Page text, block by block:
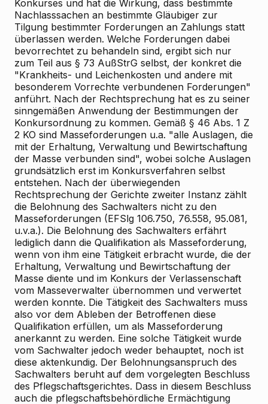
Konkurses und hat die Wirkung, dass bestimmte
Nachlasssachen an bestimmte Gläubiger zur
Tilgung bestimmter Forderungen an Zahlungs statt
überlassen werden. Welche Forderungen dabei
bevorrechtet zu behandeln sind, ergibt sich nur
zum Teil aus § 73 AußStrG selbst, der konkret die
"Krankheits- und Leichenkosten und andere mit
besonderem Vorrechte verbundenen Forderungen"
anführt. Nach der Rechtsprechung hat es zu seiner
sinngemäßen Anwendung der Bestimmungen der
Konkursordnung zu kommen. Gemäß § 46 Abs. 1 Z
2 KO sind Masseforderungen u.a. "alle Auslagen, die
mit der Erhaltung, Verwaltung und Bewirtschaftung
der Masse verbunden sind", wobei solche Auslagen
grundsätzlich erst im Konkursverfahren selbst
entstehen. Nach der überwiegenden
Rechtsprechung der Gerichte zweiter Instanz zählt
die Belohnung des Sachwalters nicht zu den
Masseforderungen (EFSlg 106.750, 76.558, 95.081,
u.v.a.). Die Belohnung des Sachwalters erfährt
lediglich dann die Qualifikation als Masseforderung,
wenn von ihm eine Tätigkeit erbracht wurde, die der
Erhaltung, Verwaltung und Bewirtschaftung der
Masse diente und im Konkurs der Verlassenschaft
vom Masseverwalter übernommen und verwertet
werden konnte. Die Tätigkeit des Sachwalters muss
also vor dem Ableben der Betroffenen diese
Qualifikation erfüllen, um als Masseforderung
anerkannt zu werden. Eine solche Tätigkeit wurde
vom Sachwalter jedoch weder behauptet, noch ist
diese aktenkundig. Der Belohnungsanspruch des
Sachwalters beruht auf dem vorgelegten Beschluss
des Pflegschaftsgerichtes. Dass in diesem Beschluss
auch die pflegschaftsbehördliche Ermächtigung